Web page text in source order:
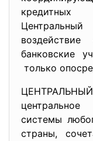
кредитных
банковские
только
системы
страны,